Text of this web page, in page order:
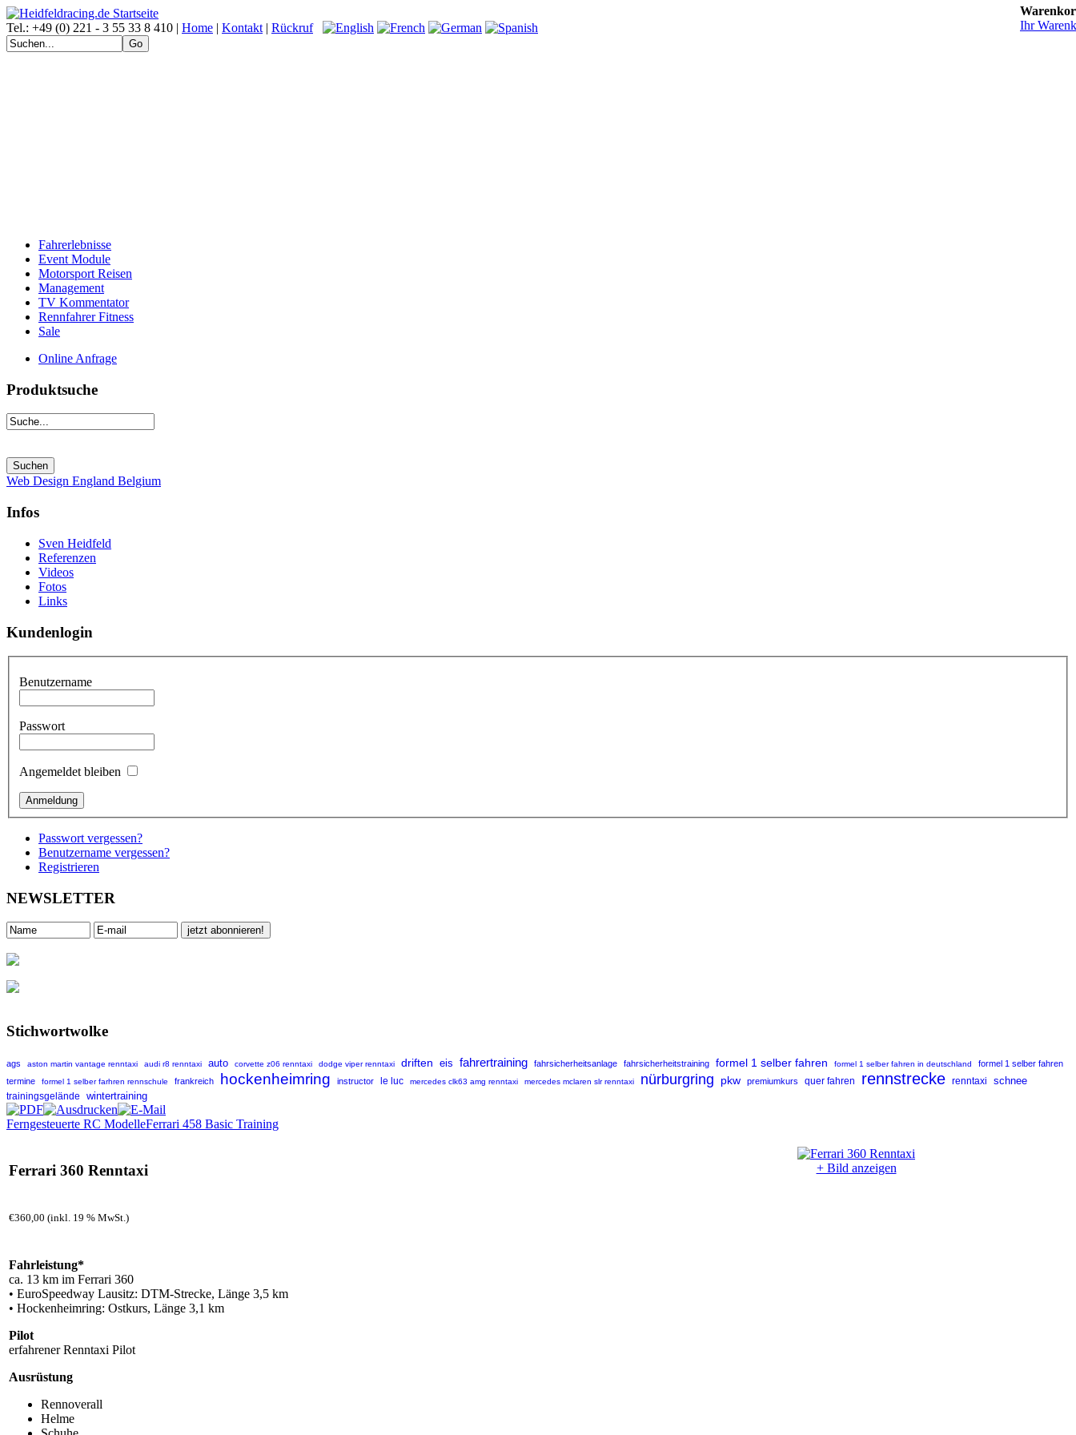
Tel.: +49 (0) 221 - 3 55 33 8 410 | Home | Kontakt | Rückruf
Fahrerlebnisse
Event Module
Motorsport Reisen
Management
TV Kommentator
Rennfahrer Fitness
Sale
Online Anfrage
Produktsuche
Web Design England Belgium
Infos
Sven Heidfeld
Referenzen
Videos
Fotos
Links
Kundenlogin
Benutzername
Passwort
Angemeldet bleiben
Passwort vergessen?
Benutzername vergessen?
Registrieren
NEWSLETTER
Stichwortwolke
ags aston martin vantage renntaxi audi r8 renntaxi auto corvette z06 renntaxi dodge viper renntaxi driften eis fahrertraining fahrsicherheitsanlage fahrsicherheitstraining formel 1 selber fahren formel 1 selber fahren in deutschland
formel 1 selber fahren
termine
formel 1 selber farhren rennschule frankreich hockenheimring instructor le luc mercedes clk63 amg renntaxi mercedes mclaren slr renntaxi nürburgring pkw premiumkurs quer fahren rennstrecke renntaxi schnee
trainingsgelände wintertraining
Ferngesteuerte RC ModelleFerrari 458 Basic Training
Ferrari 360 Renntaxi + Bild anzeigen
€360,00 (inkl. 19 % MwSt.)
Fahrleistung*
ca. 13 km im Ferrari 360
• EuroSpeedway Lausitz: DTM-Strecke, Länge 3,5 km
• Hockenheimring: Ostkurs, Länge 3,1 km
Pilot
erfahrener Renntaxi Pilot
Ausrüstung
Rennoverall
Helme
Ihr